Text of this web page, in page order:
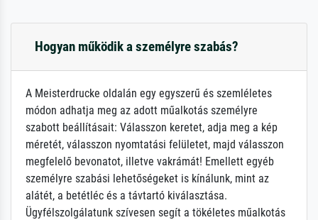
Hogyan működik a személyre szabás?
A Meisterdrucke oldalán egy egyszerű és szemléletes
módon adhatja meg az adott műalkotás személyre
szabott beállításait: Válasszon keretet, adja meg a kép
méretét, válasszon nyomtatási felületet, majd válasszon
megfelelő bevonatot, illetve vakrámát! Emellett egyéb
személyre szabási lehetőségeket is kínálunk, mint az
alátét, a betétléc és a távtartó kiválasztása.
Ügyfélszolgálatunk szívesen segít a tökéletes műalkotás